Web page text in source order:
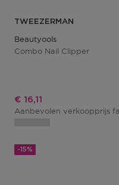
TWEEZERMAN
Beautyools
Combo Nail Clipper
Kortingsprijs
€ 16,11
Aanbevolen verkoopprijs
-15%